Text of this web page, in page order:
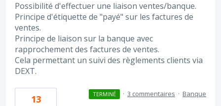
Possibilité d'effectuer une liaison ventes/banque.
Principe d'étiquette de "payé" sur les factures de
ventes.
Principe de liaison sur la banque avec
rapprochement des factures de ventes.
Cela permettant un suivi des règlements clients via
DEXT.
13 TERMINÉ · 3 commentaires · Banque